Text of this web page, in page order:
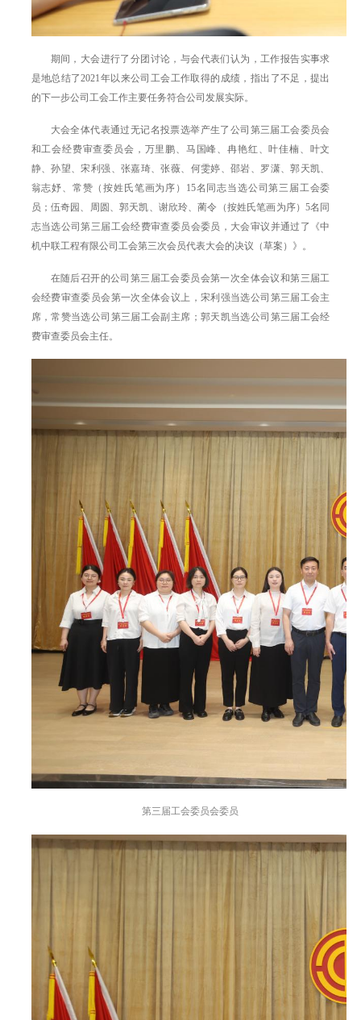
期间，大会进行了分团讨论，与会代表们认为，工作报告实事求
是地总结了2021年以来公司工会工作取得的成绩，指出了不足，提出
的下一步公司工会工作主要任务符合公司发展实际。
大会全体代表通过无记名投票选举产生了公司第三届工会委员会
和工会经费审查委员会，万里鹏、马国峰、冉艳红、叶佳楠、叶文
静、孙望、宋利强、张嘉琦、张薇、何雯婷、邵岩、罗潇、郭天凯、
翁志妤、常赞（按姓氏笔画为序）15名同志当选公司第三届工会委
员；伍奇园、周圆、郭天凯、谢欣玲、蔺令（按姓氏笔画为序）5名同
志当选公司第三届工会经费审查委员会委员，大会审议并通过了《中
机中联工程有限公司工会第三次会员代表大会的决议（草案）》。
在随后召开的公司第三届工会委员会第一次全体会议和第三届工
会经费审查委员会第一次全体会议上，宋利强当选公司第三届工会主
席，常赞当选公司第三届工会副主席；郭天凯当选公司第三届工会经
费审查委员会主任。
第三届工会委员会委员